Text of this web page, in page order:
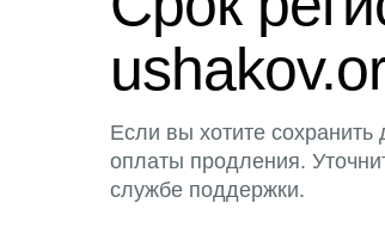
Если вы хотите
оплаты продления.
службе поддержки.